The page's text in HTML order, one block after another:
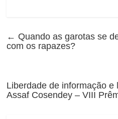
← Quando as garotas se
com os rapazes?
Liberdade de informação
Assaf Cosendey – VIII